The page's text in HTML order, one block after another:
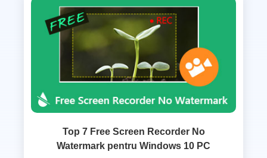
Top 7 Free Screen Recorder No
Watermark pentru Windows 10 PC